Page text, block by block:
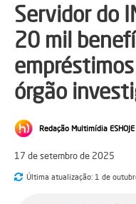
Servidor do
20 mil
órgão
Redação Multimídia ESHOJE
17 de setembro de 2025
Última atualização: 1 de